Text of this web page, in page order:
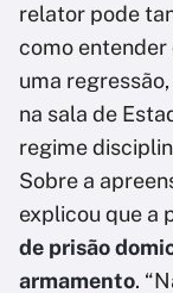
relator pode
como entender
uma
na sala de
regime
Sobre a
explicou que a
de prisão
armamento.